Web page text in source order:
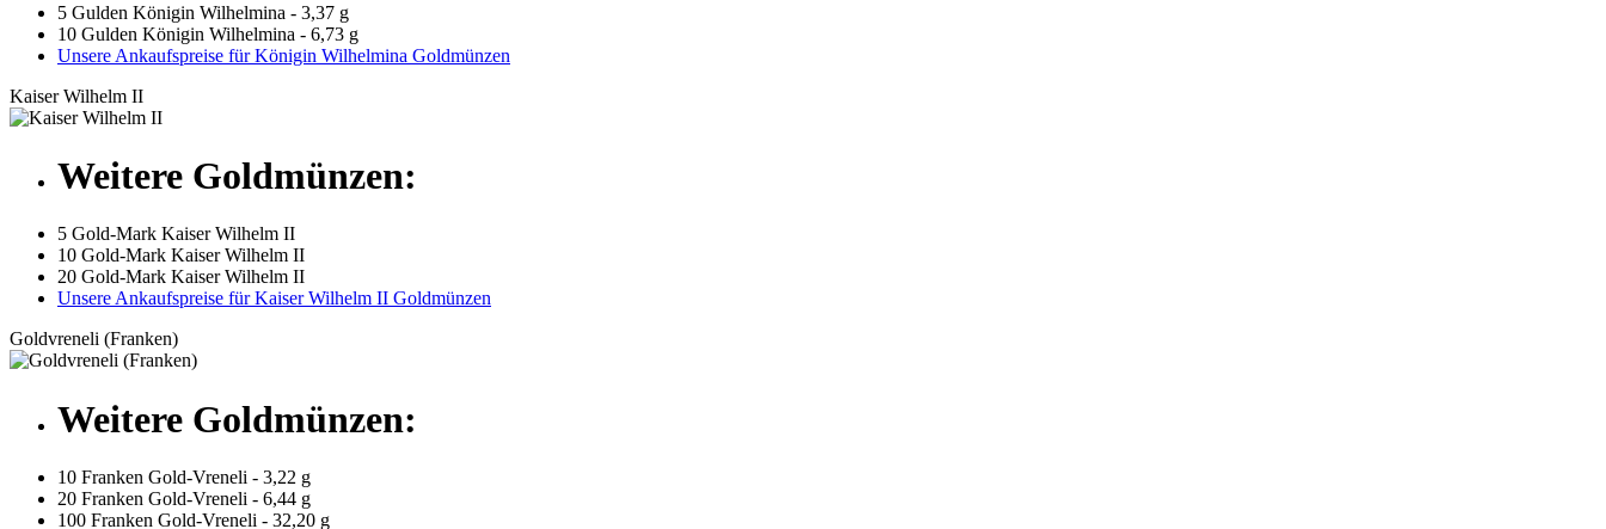
5 Gulden Königin Wilhelmina - 3,37 g
10 Gulden Königin Wilhelmina - 6,73 g
Unsere Ankaufspreise für Königin Wilhelmina Goldmünzen
Kaiser Wilhelm II
Weitere Goldmünzen:
5 Gold-Mark Kaiser Wilhelm II
10 Gold-Mark Kaiser Wilhelm II
20 Gold-Mark Kaiser Wilhelm II
Unsere Ankaufspreise für Kaiser Wilhelm II Goldmünzen
Goldvreneli (Franken)
Weitere Goldmünzen:
10 Franken Gold-Vreneli - 3,22 g
20 Franken Gold-Vreneli - 6,44 g
100 Franken Gold-Vreneli - 32,20 g